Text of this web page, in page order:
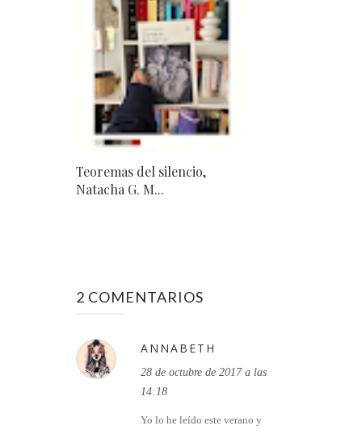
Teoremas del silencio,
Natacha G. M...
2 COMENTARIOS
ANNABETH
28 de octubre de 2017 a las
14:18
Yo lo he leído este verano y